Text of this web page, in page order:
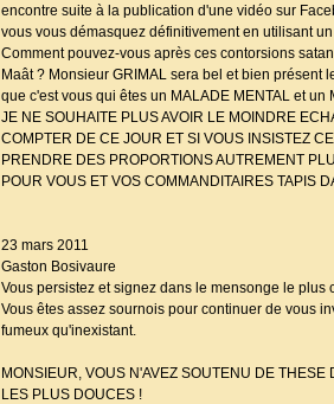
encontre suite à la publication d'une vidéo sur
vous vous démasquez définitivement en utilisant
Comment pouvez-vous après ces contorsions
Maât ? Monsieur GRIMAL sera bel et bien
que c'est vous qui êtes un MALADE MENTAL et un
JE NE SOUHAITE PLUS AVOIR LE MOINDRE
COMPTER DE CE JOUR ET SI VOUS INSISTEZ
PRENDRE DES PROPORTIONS AUTREMENT
POUR VOUS ET VOS COMMANDITAIRES TAPIS
23 mars 2011
Gaston Bosivaure
Vous persistez et signez dans le mensonge le plus
Vous êtes assez sournois pour continuer de vous
fumeux qu'inexistant.
MONSIEUR, VOUS N'AVEZ SOUTENU DE
LES PLUS DOUCES !